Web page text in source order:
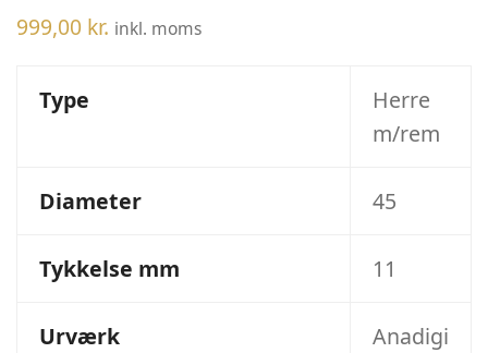
999,00 kr. inkl. moms
Type
Herre
m/rem
Diameter 45
Tykkelse mm 11
Urværk Anadigi